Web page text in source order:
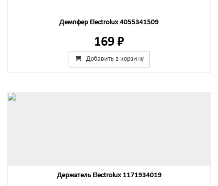
Демпфер Electrolux 4055341509
169 ₽
Добавить в корзину
Держатель Electrolux 1171934019